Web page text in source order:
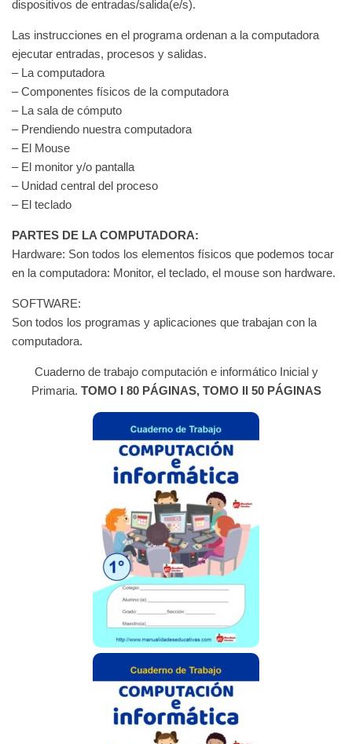
dispositivos de entradas/salida(e/s).
Las instrucciones en el programa ordenan a la computadora
ejecutar entradas, procesos y salidas.
– La computadora
– Componentes físicos de la computadora
– La sala de cómputo
– Prendiendo nuestra computadora
– El Mouse
– El monitor y/o pantalla
– Unidad central del proceso
– El teclado
PARTES DE LA COMPUTADORA:
Hardware: Son todos los elementos físicos que podemos tocar
en la computadora: Monitor, el teclado, el mouse son hardware.
SOFTWARE:
Son todos los programas y aplicaciones que trabajan con la
computadora.
Cuaderno de trabajo computación e informático Inicial y
Primaria. TOMO I 80 PÁGINAS, TOMO II 50 PÁGINAS